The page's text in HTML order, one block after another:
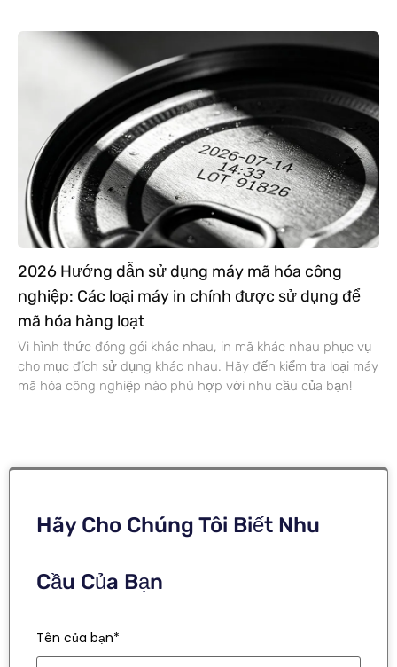
2026 Hướng dẫn sử dụng máy mã hóa công
nghiệp: Các loại máy in chính được sử dụng để
mã hóa hàng loạt
Vì hình thức đóng gói khác nhau, in mã khác nhau phục vụ
cho mục đích sử dụng khác nhau. Hãy đến kiểm tra loại máy
mã hóa công nghiệp nào phù hợp với nhu cầu của bạn!
Hãy Cho Chúng Tôi Biết Nhu
Cầu Của Bạn